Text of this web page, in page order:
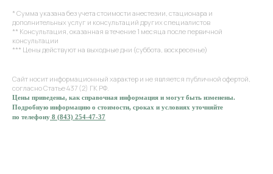
* Сумма указана без учета стоимости анестезии, стационара и
дополнительных услуг и консультаций других специалистов
** Консультация, оказанная в течение 1 месяца после первичной
консультации
*** Цены действуют на выходные дни (суббота, воскресенье)
Сайт носит информационный характер и не является публичной офертой,
согласно Статье 437 (2) ГК РФ.
Цены приведены, как справочная информация и могут быть изменены.
Подробную информацию о стоимости, сроках и условиях уточняйте
по телефону 8 (843) 254-47-37